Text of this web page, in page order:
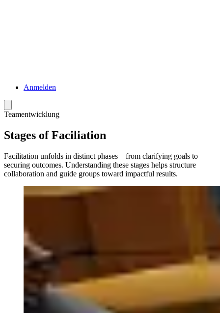
Anmelden
Teamentwicklung
Stages of Faciliation
Facilitation unfolds in distinct phases – from clarifying goals to
securing outcomes. Understanding these stages helps structure
collaboration and guide groups toward impactful results.